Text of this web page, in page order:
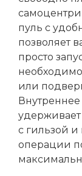
пуль с
позволяет
просто
или
с гильзой и
операции